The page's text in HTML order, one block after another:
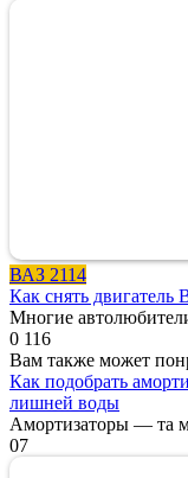
ВАЗ 2114
Как снять двигатель
Многие
0 116
Вам также может
Как подобрать
лишней воды
Амортизаторы — та
07